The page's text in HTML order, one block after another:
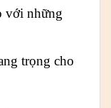
với những
trọng cho